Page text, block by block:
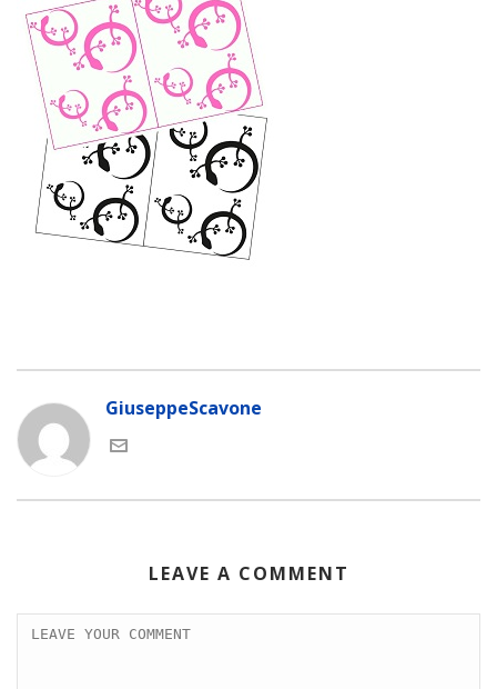
GiuseppeScavone
LEAVE A COMMENT